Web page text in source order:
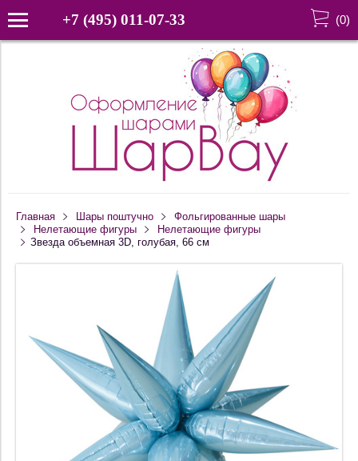
+7 (495) 011-07-33 (0)
Главная Шары поштучно
Фольгированные шары
Нелетающие фигуры
Нелетающие фигуры
Звезда объемная 3D, голубая, 66 см